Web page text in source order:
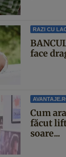
RAZI CU
face
Cum
făcut
soare...